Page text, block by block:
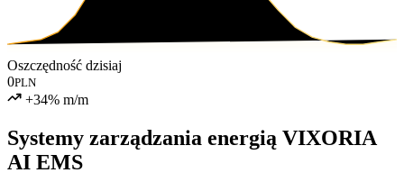
Oszczędność dzisiaj
0PLN
+34% m/m
Systemy zarządzania energią VIXORIA
AI EMS